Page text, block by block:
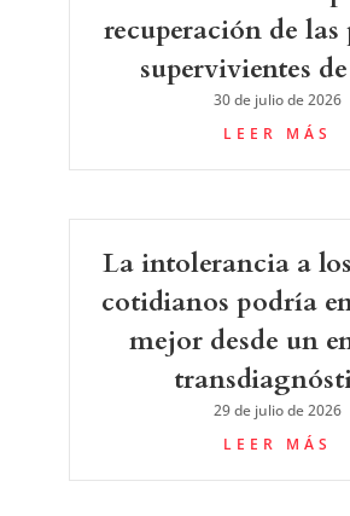
recuperación de las
supervivientes
30 de julio de 2026
LEER MÁS
La intolerancia a
cotidianos podría
mejor desde un
29 de julio de 2026
LEER MÁS